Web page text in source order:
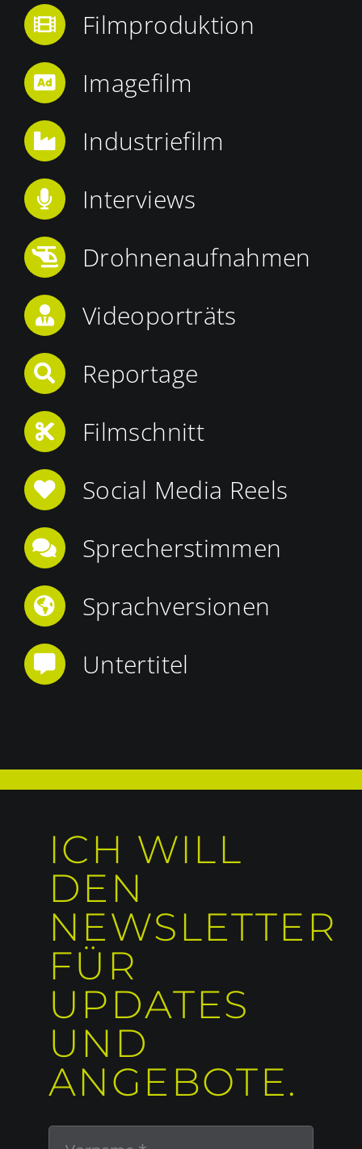
Filmproduktion
Imagefilm
Industriefilm
Interviews
Drohnenaufnahmen
Videoporträts
Reportage
Filmschnitt
Social Media Reels
Sprecherstimmen
Sprachversionen
Untertitel
ICH WILL
DEN
NEWSLETTER
FÜR
UPDATES
UND
ANGEBOTE.